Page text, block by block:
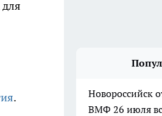
.
Новороссийск
ВМФ 26 июля